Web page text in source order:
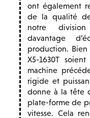
ont également
de la qualité
notre
davantage
production. Bien
X5-1630T
machine
rigide et
donne à la tête
plate-forme de
vitesse. Cela